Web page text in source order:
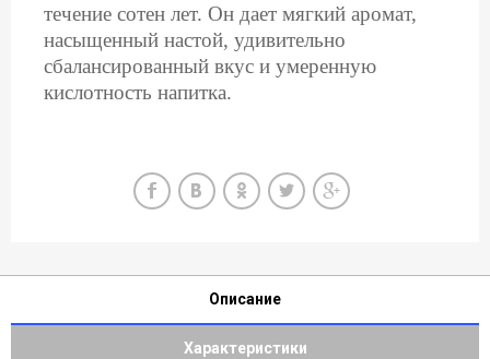
течение сотен лет. Он дает мягкий аромат,
насыщенный настой, удивительно
сбалансированный вкус и умеренную
кислотность напитка.
Описание
Характеристики